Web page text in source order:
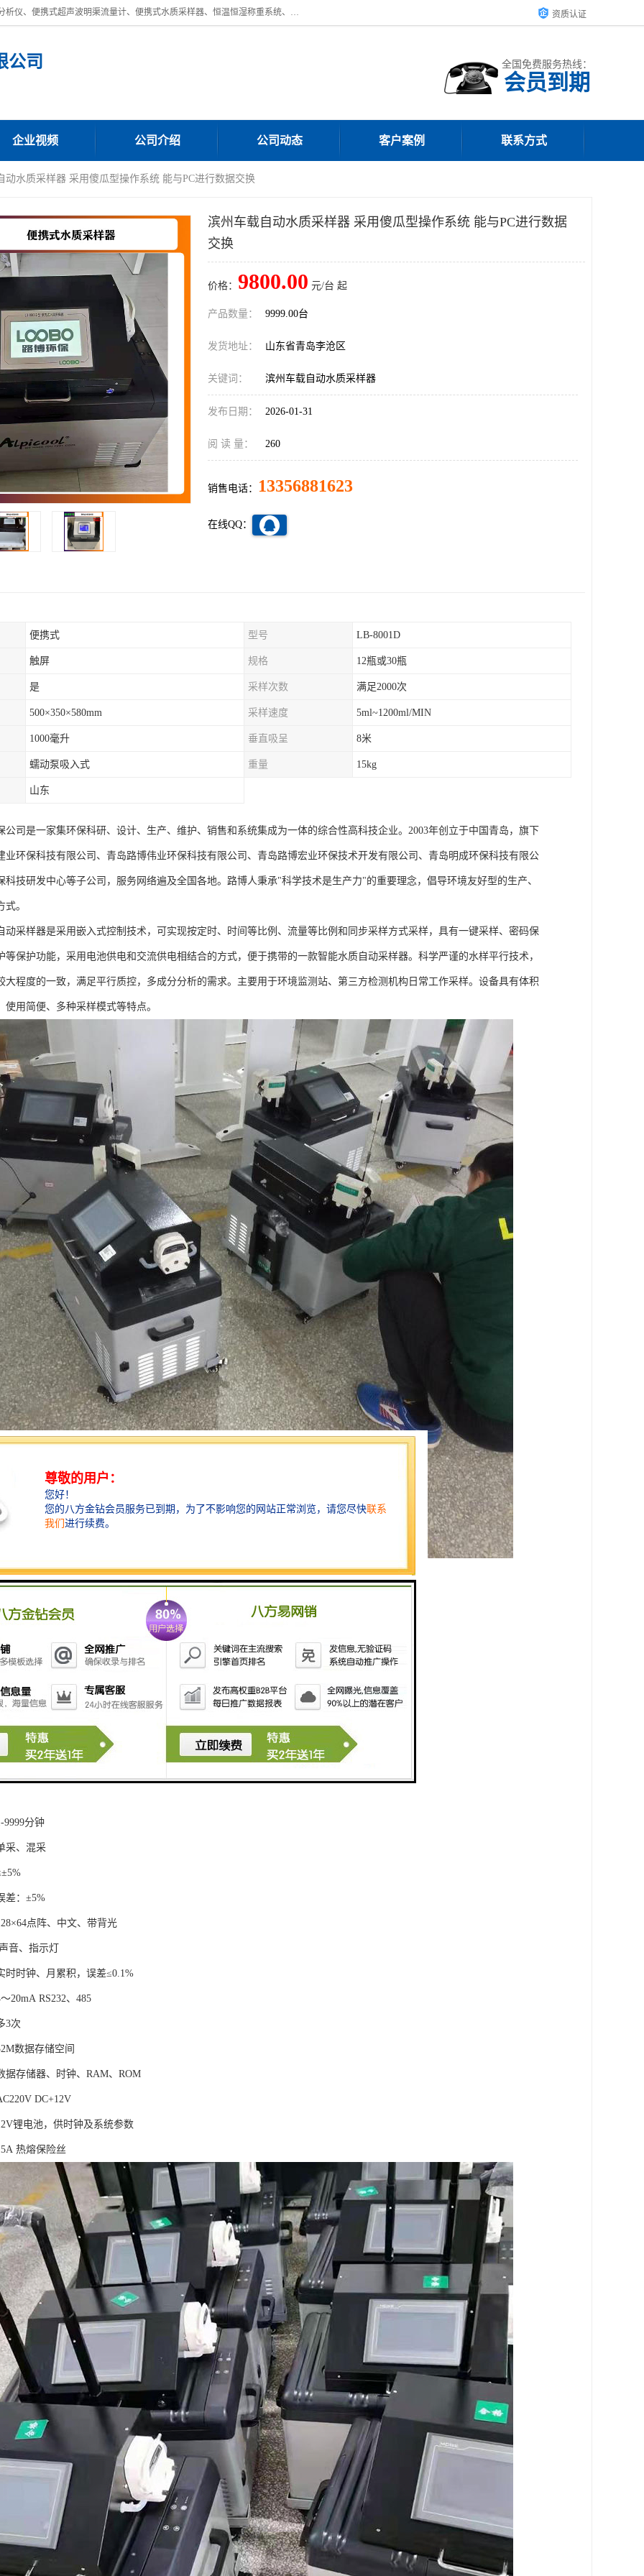
青岛路博环保公司主营：低浓度烟尘烟气分析仪、高锰酸盐指数全自动分析仪、便携式超声波明渠流量计、便携式水质采样器、恒温恒湿称重系统、手持式油烟检测仪等;是一家集环保科研、设计、生产、维护、销售和系统集成为一体的综合性高科技企业。路博人秉承"科学技术是第一生产力的重要理念，倡导环境友好型的生产、生活和消费方式。 资质认证
公司 全国免费服务热线：
会员到期
企业视频 公司介绍 公司动态 客户案例 联系方式
动水质采样器 采用傻瓜型操作系统 能与PC进行数据交换
滨州车载自动水质采样器 采用傻瓜型操作系统 能与PC进行数据
交换
价格： 9800.00 元/台 起
产品数量： 9999.00台
发货地址： 山东省青岛李沧区
关键词： 滨州车载自动水质采样器
发布日期： 2026-01-31
阅 读 量： 260
销售电话： 13356881623
在线QQ：
便携式 型号 LB-8001D
触屏 规格 12瓶或30瓶
是 采样次数 满足2000次
500×350×580mm 采样速度 5ml~1200ml/MIN
1000毫升 垂直吸呈 8米
蠕动泵吸入式 重量 15kg
山东
公司是一家集环保科研、设计、生产、维护、销售和系统集成为一体的综合性高科技企业。2003年创立于中国青岛，旗下
业环保科技有限公司、青岛路博伟业环保科技有限公司、青岛路博宏业环保技术开发有限公司、青岛明成环保科技有限公
科技研发中心等子公司，服务网络遍及全国各地。路博人秉承"科学技术是生产力"的重要理念，倡导环境友好型的生产、
。
动采样器是采用嵌入式控制技术，可实现按定时、时间等比例、流量等比例和同步采样方式采样，具有一键采样、密码保
等保护功能，采用电池供电和交流供电相结合的方式，便于携带的一款智能水质自动采样器。科学严谨的水样平行技术，
大程度的一致，满足平行质控，多成分分析的需求。主要用于环境监测站、第三方检测机构日常工作采样。设备具有体积
使用简便、多种采样模式等特点。
500×350×580mm
动泵吸入式
MIN
1000毫升
9999分钟
采、混采
差：±5%
点阵、中文、带背光
音、指示灯
时时钟、月累积，误差≤0.1%
20mA RS232、485
3次
数据存储空间
据存储器、时钟、RAM、ROM
DC+12V
锂电池，供时钟及系统参数
热熔保险丝